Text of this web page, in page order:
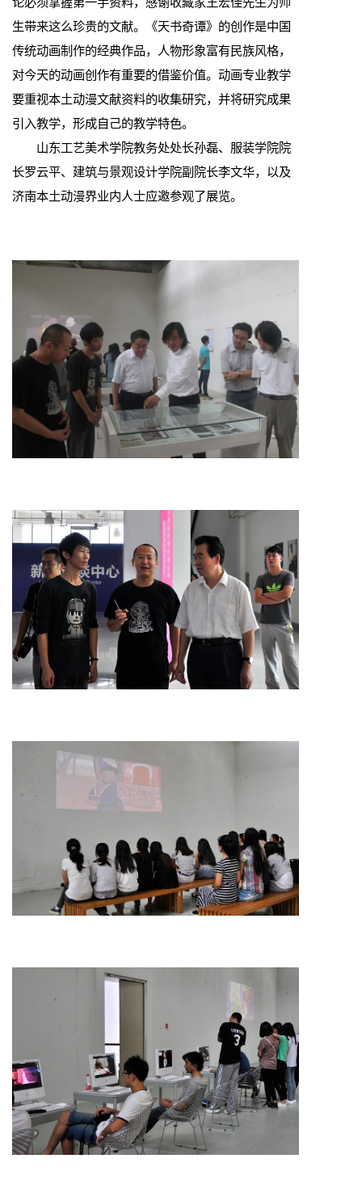
生带来这么珍贵的文献。《天书奇谭》的创作是中国
传统动画制作的经典作品，人物形象富有民族风格，
对今天的动画创作有重要的借鉴价值。动画专业教学
要重视本土动漫文献资料的收集研究，并将研究成果
引入教学，形成自己的教学特色。
山东工艺美术学院教务处处长孙磊、服装学院院
长罗云平、建筑与景观设计学院副院长李文华，以及
济南本土动漫界业内人士应邀参观了展览。